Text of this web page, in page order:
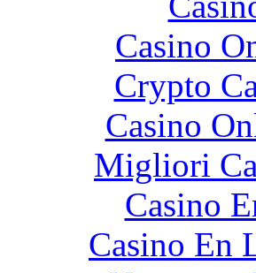
Casino
Crypto
Casino
Migliori
Casino
Casino En